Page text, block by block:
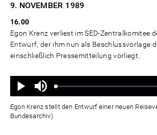
9. NOVEMBER 1989
16.00
Egon Krenz verliest im SED-Zentralkomitee
Entwurf, der ihm nun als Beschlussvorlage
einschließlich Pressemitteilung vorliegt.
Wiedergabe
Ton
aus
Geladen:
Status:
Egon Krenz stellt den Entwurf einer neuen
Bundesarchiv)